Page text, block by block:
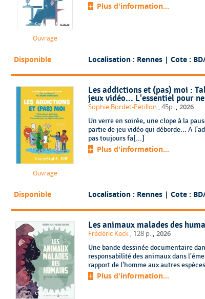
Ouvrage
Plus d'information...
Disponible Localisation : Rennes | Cote :
Ouvrage
Les addictions et (pas) moi :
jeux vidéo... L'essentiel pour
Sophie Bordet-Petillon , 45p. ,2026
Un verre en soirée, une clope à la
partie de jeu vidéo qui déborde... A
pas toujours fa[...]
Plus d'information...
Disponible Localisation : Rennes | Cote :
Les animaux malades des
Frédéric Keck , 128 p. 2026
Une bande dessinée documentaire
responsabilité des animaux dans
rapport de l'homme aux autres
Plus d'information...